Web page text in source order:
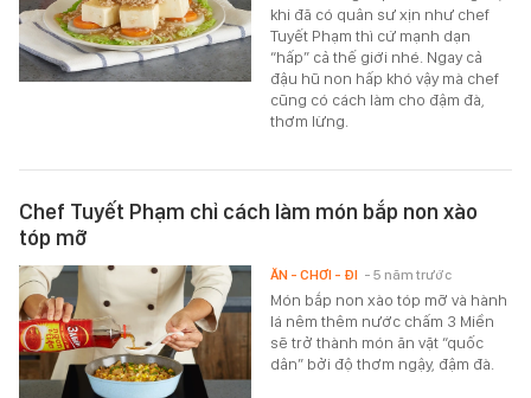
khi đã có quân sư xịn như chef
Tuyết Phạm thì cứ mạnh dạn
“hấp” cả thế giới nhé. Ngay cả
đậu hũ non hấp khó vậy mà chef
cũng có cách làm cho đậm đà,
thơm lừng.
Chef Tuyết Phạm chỉ cách làm món bắp non xào
tóp mỡ
Món bắp non xào tóp mỡ và hành
lá nêm thêm nước chấm 3 Miền
sẽ trở thành món ăn vặt “quốc
dân” bởi độ thơm ngậy, đậm đà.
ĂN - CHƠI - ĐI - 5 năm trước